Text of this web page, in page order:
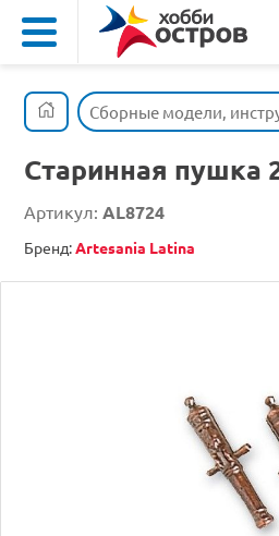
Сборные модели,
Старинная пушка
Артикул: AL8724
Бренд:Artesania Latina